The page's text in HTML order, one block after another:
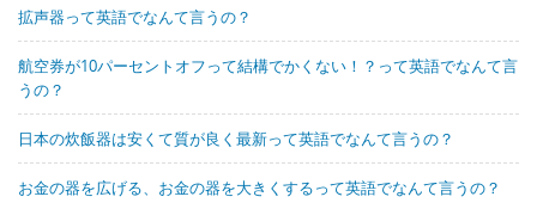
拡声器って英語でなんて言うの？
航空券が10パーセントオフって結構でかくない！？って英語でなんて言
うの？
日本の炊飯器は安くて質が良く最新って英語でなんて言うの？
お金の器を広げる、お金の器を大きくするって英語でなんて言うの？